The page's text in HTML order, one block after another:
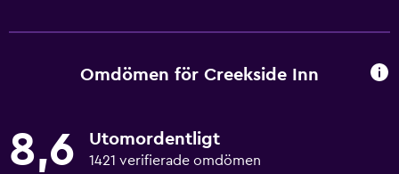
Omdömen för Creekside Inn
8,6 Utomordentligt
1421 verifierade omdömen